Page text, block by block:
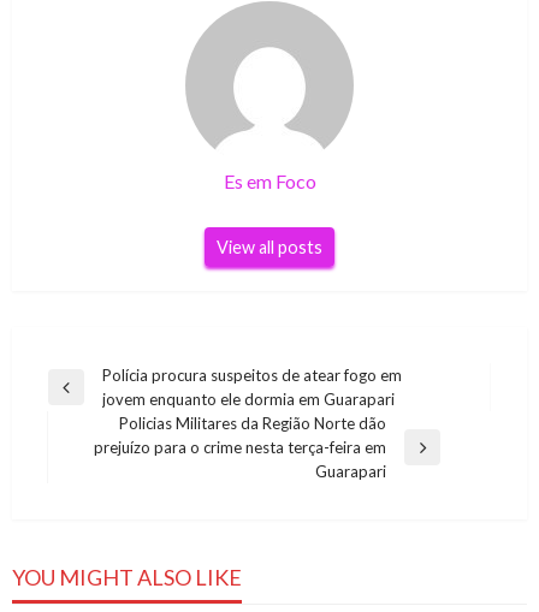
Es em Foco
View all posts
Navegação
Post
Previous
Polícia procura suspeitos de atear fogo em
jovem enquanto ele dormia em Guarapari
Next
Policias Militares da Região Norte dão
prejuízo para o crime nesta terça-feira em
Guarapari
YOU MIGHT ALSO LIKE